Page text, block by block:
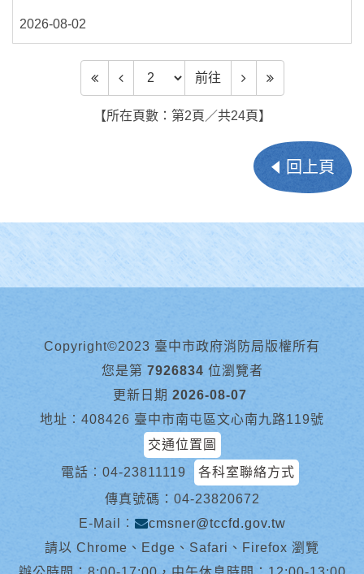
2026-08-02
前往頁數 前往
【所在頁數：第2頁／共24頁】
回上頁
Copyright©2023 臺中市政府消防局版權所有
您是第 7926834 位瀏覽者
更新日期 2026-08-07
地址︰408426 臺中市南屯區文心南九路119號
交通位置圖
電話︰ 04-23811119
各科室聯絡方式
傳真號碼：04-23820672
E-Mail︰
cmsner@tccfd.gov.tw
請以 Chrome、Edge、Safari、Firefox 瀏覽